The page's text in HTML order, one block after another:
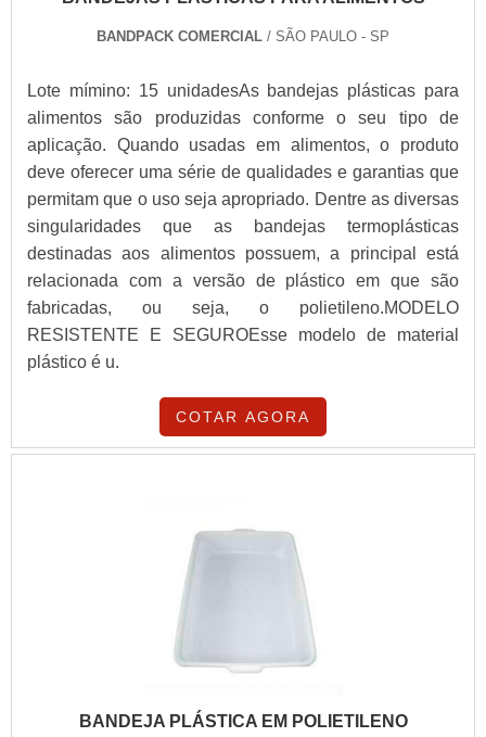
BANDPACK COMERCIAL / SÃO PAULO - SP
Lote mímino: 15 unidadesAs bandejas plásticas para
alimentos são produzidas conforme o seu tipo de
aplicação. Quando usadas em alimentos, o produto
deve oferecer uma série de qualidades e garantias que
permitam que o uso seja apropriado. Dentre as diversas
singularidades que as bandejas termoplásticas
destinadas aos alimentos possuem, a principal está
relacionada com a versão de plástico em que são
fabricadas, ou seja, o polietileno.MODELO
RESISTENTE E SEGUROEsse modelo de material
plástico é u.
COTAR AGORA
BANDEJA PLÁSTICA EM POLIETILENO